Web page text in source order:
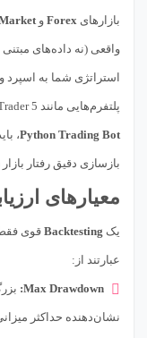
بازارهای Forex و
استراتژی شما به
پلتفرم‌هایی مانند MetaTrader 5 این امکان را به خوبی فراهم می‌کنند. در
Python Trading Bot،
بازسازی دقیق رفتار
معیارهای
یک Backtesting قوی
عبارتند از:
Max Drawdown:
نشان‌دهنده حداکثر